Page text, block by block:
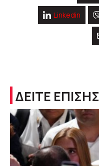
Linkedin
ΔΕΙΤΕ ΕΠΙΣΗΣ